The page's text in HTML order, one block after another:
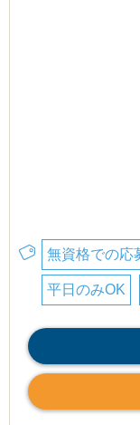
無資格での応
平日のみOK